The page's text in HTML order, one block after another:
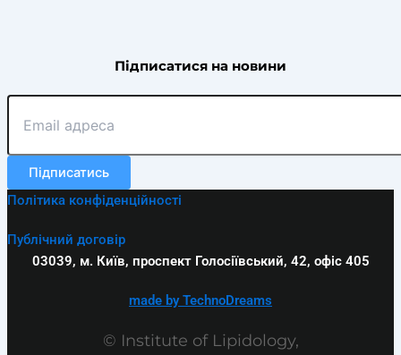
Підписатися на новини
Підписатись
Політика конфіденційності
Публічний договір
03039, м. Київ, проспект Голосіївський, 42, офіс 405
made by TechnoDreams
© Institute of Lipidology,